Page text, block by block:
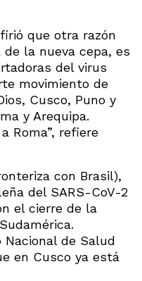
que otra razón
la nueva cepa, es
del virus
movimiento de
Cusco, Puno y
y Arequipa.
Roma”, refiere
con Brasil),
del SARS-CoV-2
el cierre de la
de Salud
en Cusco ya está